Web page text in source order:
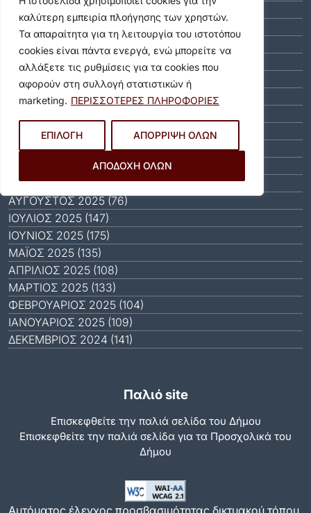
καλύτερη εμπειρία πλοήγησης των χρηστών.
Τα απαραίτητα για τη λειτουργία του ιστοτόπου
cookies είναι πάντα ενεργά, ενώ μπορείτε να
αλλάξετε τις ρυθμίσεις για τα cookies που
αφορούν στη συλλογή στατιστικών ή
marketing. ΠΕΡΙΣΣΟΤΕΡΕΣ ΠΛΗΡΟΦΟΡΙΕΣ
ΕΠΙΛΟΓΗ ΑΠΟΡΡΙΨΗ ΟΛΩΝ
ΑΠΟΔΟΧΗ ΟΛΩΝ
ΙΟΎΛΙΟΣ 2026 (55)
ΙΟΎΝΙΟΣ 2026 (46)
ΜΆΙΟΣ 2026 (59)
ΑΠΡΊΛΙΟΣ 2026 (40)
ΜΆΡΤΙΟΣ 2026 (51)
ΦΕΒΡΟΥΆΡΙΟΣ 2026 (40)
ΔΕΚΈΜΒΡΙΟΣ 2025 (64)
ΝΟΈΜΒΡΙΟΣ 2025 (65)
ΟΚΤΏΒΡΙΟΣ 2025 (81)
ΣΕΠΤΈΜΒΡΙΟΣ 2025 (88)
ΑΎΓΟΥΣΤΟΣ 2025 (76)
ΙΟΎΛΙΟΣ 2025 (147)
ΙΟΎΝΙΟΣ 2025 (175)
ΜΆΙΟΣ 2025 (135)
ΑΠΡΊΛΙΟΣ 2025 (108)
ΜΆΡΤΙΟΣ 2025 (133)
ΦΕΒΡΟΥΆΡΙΟΣ 2025 (104)
ΙΑΝΟΥΆΡΙΟΣ 2025 (109)
ΔΕΚΈΜΒΡΙΟΣ 2024 (141)
Παλιό site
Επισκεφθείτε την παλιά σελίδα του Δήμου
Eπισκεφθείτε την παλιά σελίδα για τα Προσχολικά του
Δήμου